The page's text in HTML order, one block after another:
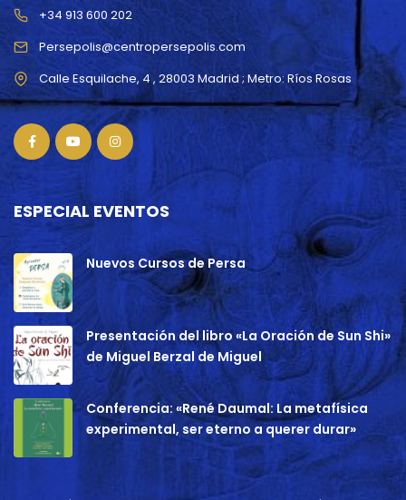
Persepolis@centropersepolis.com
+34 913 600 202
ESPECIAL EVENTOS
Nuevos Cursos de Persa
Presentación del libro «La Oración de Sun Shi»
de Miguel Berzal de Miguel
Conferencia: «René Daumal: La metafísica
experimental, ser eterno a querer durar»